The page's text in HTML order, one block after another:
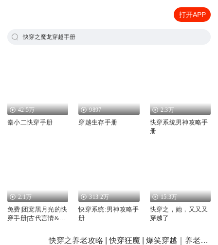
打开APP
快穿之魔龙穿越手册
42.5万
秦小二快穿手册
9897
穿越生存手册
2.3万
快穿系统男神攻略手
册
2.1万
免费|团宠黑月光的快
穿手册|古代言情&团
313.2万
快穿系统:男神攻略手
册
15.3万
快穿之，她，又又又
穿越了
快穿之养老攻略 | 快穿狂魔 | 爆笑穿越｜养老之路 | 穿越爽文无cp